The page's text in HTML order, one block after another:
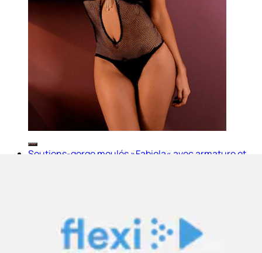
Soutiens-gorge moulés »Fabiola« avec armature et